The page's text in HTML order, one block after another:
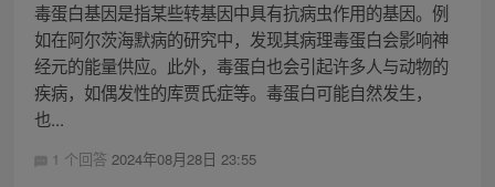
毒蛋白基因是指某些转基因中具有抗病虫作用的基因。例
如在阿尔茨海默病的研究中，发现其病理毒蛋白会影响神
经元的能量供应。此外，毒蛋白也会引起许多人与动物的
疾病，如偶发性的库贾氏症等。毒蛋白可能自然发生，
也...
1 个回答 2024年08月28日 23:55